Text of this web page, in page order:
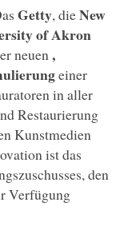
Getty, dieNew
of Akron
neuen ,
einer
in aller
Restaurierung
Kunstmedien
ist das
den
Verfügung